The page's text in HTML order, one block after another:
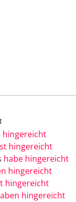
hingereicht
hingereicht
habe hingereicht
hingereicht
hingereicht
hingereicht